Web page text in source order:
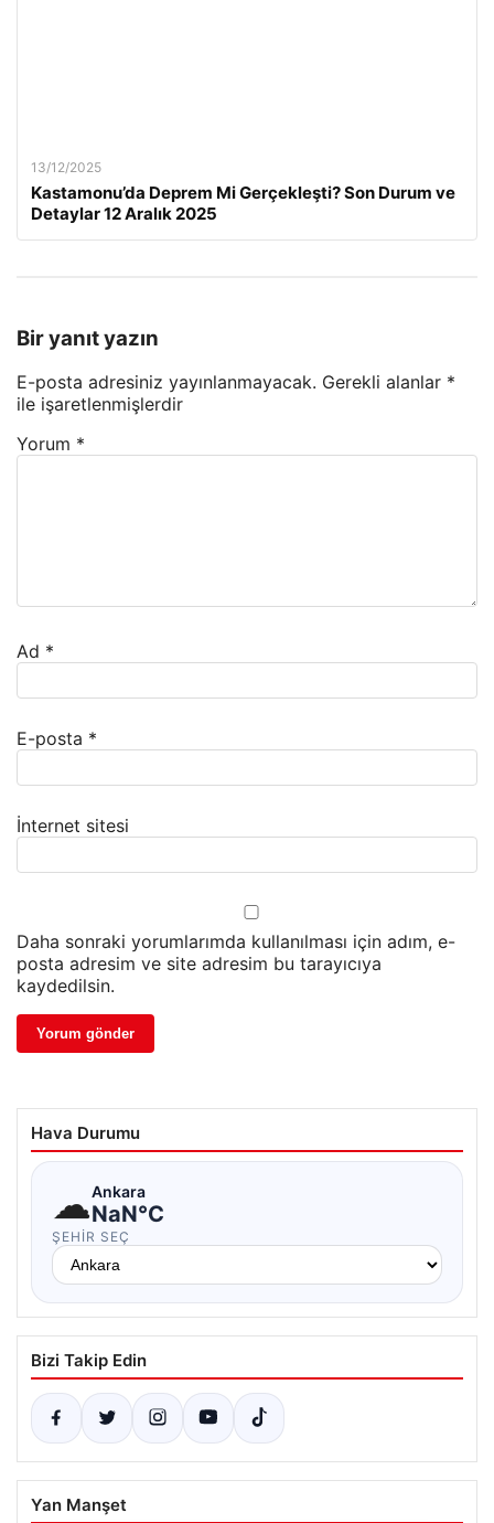
13/12/2025
Kastamonu’da Deprem Mi Gerçekleşti? Son Durum ve
Detaylar 12 Aralık 2025
Bir yanıt yazın
E-posta adresiniz yayınlanmayacak. Gerekli alanlar *
ile işaretlenmişlerdir
Yorum *
Ad *
E-posta *
İnternet sitesi
Daha sonraki yorumlarımda kullanılması için adım, e-
posta adresim ve site adresim bu tarayıcıya
kaydedilsin.
Hava Durumu
☁Ankara
NaN°C
ŞEHIR SEÇ
Bizi Takip Edin
Yan Manşet